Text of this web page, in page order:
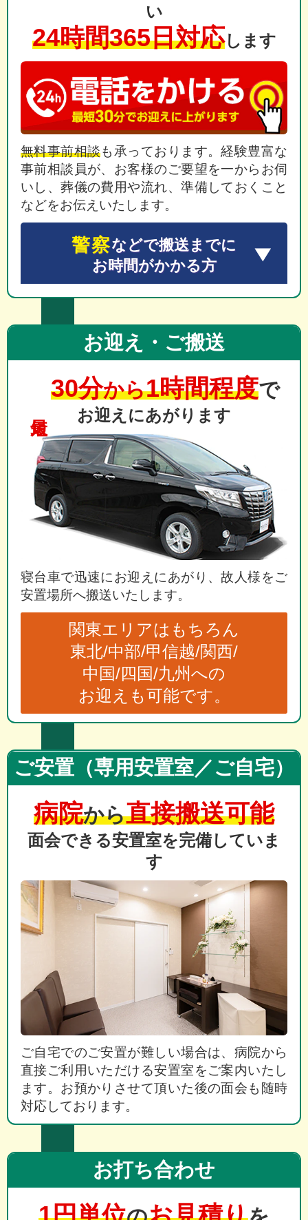
い
24時間365日対応します
無料事前相談も承っております。経験豊富な
事前相談員が、お客様のご要望を一からお伺
いし、葬儀の費用や流れ、準備しておくこと
などをお伝えいたします。
警察などで搬送までに
お時間がかかる方
お迎え・ご搬送
30分から1時間程度で
お迎えにあがります
寝台車で迅速にお迎えにあがり、故人様をご
安置場所へ搬送いたします。
関東エリアはもちろん
東北/中部/甲信越/関西/
中国/四国/九州への
お迎えも可能です。
ご安置（専用安置室／ご自宅）
病院から直接搬送可能
面会できる安置室を完備していま
す
ご自宅でのご安置が難しい場合は、病院から
直接ご利用いただける安置室をご案内いたし
ます。お預かりさせて頂いた後の面会も随時
対応しております。
お打ち合わせ